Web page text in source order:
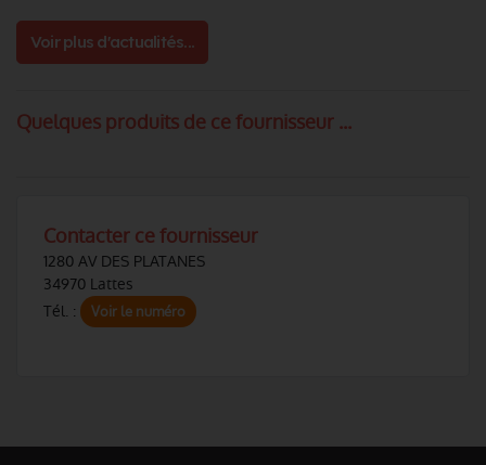
Voir plus d'actualités...
Quelques produits de ce fournisseur ...
Contacter ce fournisseur
1280 AV DES PLATANES
34970 Lattes
Tél. :
Voir le numéro